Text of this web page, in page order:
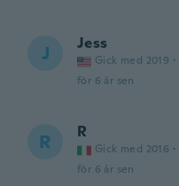
J Jess
Gick med 2019 ·
för 6 år sen
R R
Gick med 2016 ·
för 6 år sen